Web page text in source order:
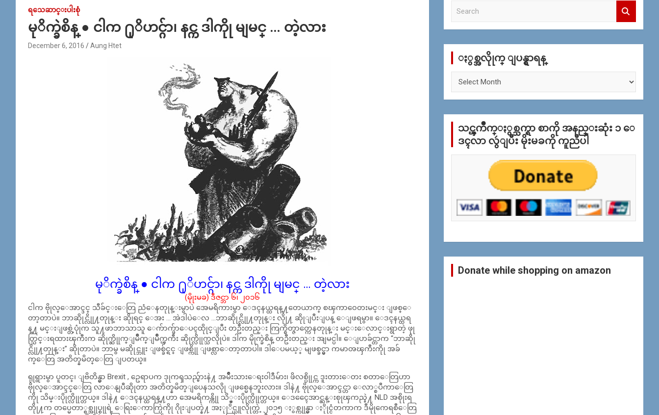
ရသေဆာင္းပါးစုံ
မုိက္ခဲစိန္ ● ငါက ႐ုိဟင္ဂ်ာ၊ နင္က ဒါကိုု မျမင္ … တဲ့လား
December 6, 2016 Aung Htet
မုိက္ခဲစိန္ ● ငါက ႐ုိဟင္ဂ်ာ၊ နင္က ဒါကိုု မျမင္ … တဲ့လား
(မိုုးမခ) ဒီဇင္ဘာ ၆၊ ၂၀၁၆
ငါက ဗိုုလ္ေအာင္ဒင္ သီခ်င္းေတြ ညံေနတုုန္းမွာပဲ အေမရိကားမွာ ေဒၚနယ္ထရန္႔တေယာက္ စၾကာ၀ေတးမင္း ျဖစ္ေ
တာ့တာပဲ။ ဘာဆိုုင္လိုု႔တုုန္း ဆိုုရင္ ေအး … အဲဒါပဲေလ …ဘာဆိုုင္လိုု႔တုုန္း လိုု႔ ဆိုုျပီးျပန္ ေျဖရမွာ။ ေဒၚနယ္ထရ
န္႔ မင္းျဖစ္တဲ့ပုုံက သူ႔ဖာဘာသာသူ ေက်ာက္ဖ်ာေပၚထိုုင္ျပီး တဦးတည္း ကြက္စိတ္ဇာတ္ကေနတုုန္း မင္းေလာင္းရွာတဲ့ ဖုု
တ္သြင္းရထားၾကီးက ဆိုုက္ဆိုုက္ျမိဳက္ျမိဳက္ၾကီး ဆိုုက္လိုုက္သလိုုပဲ။ ဒါက မိုုက္ခဲစိန္ တဦးတည္း အျမင္ပါ။ ေျပာခ်င္တာက “ဘာဆိုု
င္လိုု႔တုုန္း” ဆိုုတာပဲ။ ဘာမွ မဆိုုင္ဘူး ျဖစ္ခ်င္ရင္ ျဖစ္ကိုု ျဖစ္လာေတာ့တာပါ။ ဒါေပမယ့္ မျဖစ္ခင္မွာ ကမာၻၾကီးကိုု အခ်
က္ေတြ အတိတ္နမိတ္ေတြ ျပတယ္။
ရုုရွားမွာ ပူတင္၊ ျဗိတိန္မွာ Brexit , ဥေရာပက ဒုုကၡသည္မ်ားနဲ႔ အမ်ဳိးသားေရး၀ါဒီမ်ား၊ ဖိလစ္ပိုုင္က ဒူးတားေတး စတာေတြဟာ
ဗိုုလ္ေအာင္ဒင္ေတြ လာေနျပီဆိုုတာ အတိတ္နမိတ္ျပေနသလိုု ျဖစ္မေနဘူးလား။ ဒါနဲ႔ ဗိုုလ္ေအာင္ဒင္ဟာ ေလာ္စပီကာေတြ
ကိုု သိမ္းပိုုက္လိုုက္တယ္။ ဒါနဲ႔ ေဒၚနယ္ထရန္႔ဟာ အေမရိကန္ကိုု သိ္မ္းပိုုက္လိုုက္တယ္။ ေဒၚေေအာင္ဆန္းစုုၾကည္နဲ႔ NLD အစိုုးရ
တိုု႔က တပ္မေတာ္စစ္အုုပ္စုုရဲ့ ေရြးေကာက္ပြဲကိုု ဂိုုးျပတ္နဲ႔ အႏုုိင္ယူလိုုက္တဲ့ ၂၀၁၅ ႏွစ္ကုုန္မွာ ႏိုုင္ငံတကာက ဒီမိုုကေရစီေတြ
c
ႏွစ္အလိုုက္ ျပန္ရွာရန္
က္
န္
သင္ၾကိဳက္ႏွစ္သက္ရာ စာကို အနည္းဆုံး ၁ ေ
ဒၚလာ လွဴျပီး မိုးမခကို ကူညီပါ
Donate while shopping on amazon